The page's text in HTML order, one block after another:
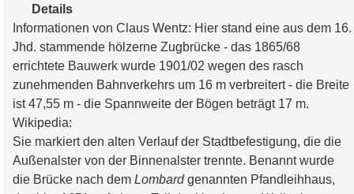
Details
Informationen von Claus Wentz: Hier stand eine aus dem 16.
Jhd. stammende hölzerne Zugbrücke - das 1865/68
errichtete Bauwerk wurde 1901/02 wegen des rasch
zunehmenden Bahnverkehrs um 16 m verbreitert - die Breite
ist 47,55 m - die Spannweite der Bögen beträgt 17 m.
Wikipedia:
Sie markiert den alten Verlauf der Stadtbefestigung, die die
Außenalster von der Binnenalster trennte. Benannt wurde
die Brücke nach dem Lombardgenannten Pfandleihhaus,